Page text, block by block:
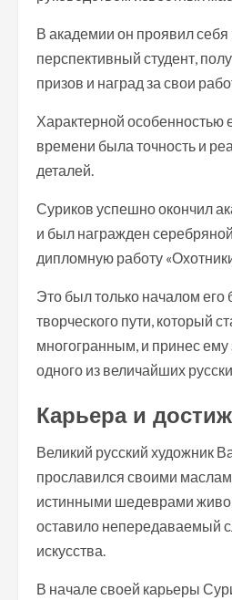
В академии он проявил себя
перспективный студент,
призов и наград за свои
Характерной особенностью
времени была точность и
деталей.
Суриков успешно окончил
и был награжден
дипломную работу
Это был только началом его
творческого пути, который
многогранным, и принес
одного из величайших
Карьера и
Великий русский художник
прославился своими
истинными шедеврами
оставило непередаваемый
искусства.
В начале своей карьеры